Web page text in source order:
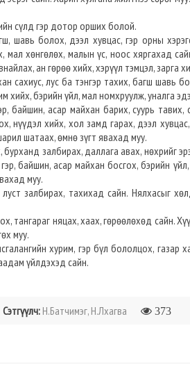
сүлд гэр дотор орших болой.
шавь болох, дээл хувцас, гэр орны
хөнгөлөх, малын үс, ноос хяргахад
ан гөрөө хийх, хэрүүл тэмцэл, зарга
сахиус, лус ба тэнгэр тахих, багш шавь
хийх, бэрийн үйл, мал номхруулж, уналга
байшин, асар майхан барих, суурь
нүүдэл хийх, хол замд гарах, дээл
шатаах, өмнө зүгт явахад муу.
бурханд залбирах, даллага авах, нөхрийг
байшин, асар майхан босгох, бэрийн
муу.
луст залбирах, тахихад сайн. Нялхасыг
тангараг няцах, хаах, гөрөөлөхөд сайн.
муу.
хурим, гэр бүл бололцох, газар
үйлдэхэд сайн.
Сэтгүүлч: Н.Батчимэг, Н.Лхагва 373